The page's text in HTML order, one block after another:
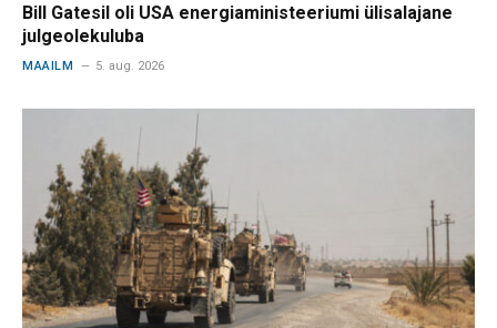
Bill Gatesil oli USA energiaministeeriumi ülisalajane
julgeolekuluba
MAAILM 5. aug. 2026